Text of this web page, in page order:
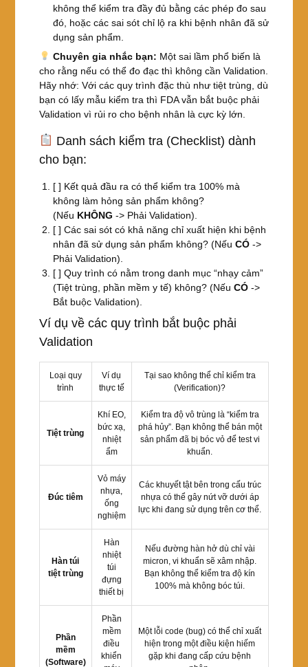
không thể kiểm tra đầy đủ bằng các phép đo sau
đó, hoặc các sai sót chỉ lộ ra khi bệnh nhân đã sử
dụng sản phẩm.
Chuyên gia nhắc bạn: Một sai lầm phổ biến là
cho rằng nếu có thể đo đạc thì không cần Validation.
Hãy nhớ: Với các quy trình đặc thù như tiệt trùng, dù
bạn có lấy mẫu kiểm tra thì FDA vẫn bắt buộc phải
Validation vì rủi ro cho bệnh nhân là cực kỳ lớn.
Danh sách kiểm tra (Checklist) dành
cho bạn:
[ ] Kết quả đầu ra có thể kiểm tra 100% mà
không làm hỏng sản phẩm không?
(Nếu KHÔNG -> Phải Validation).
[ ] Các sai sót có khả năng chỉ xuất hiện khi bệnh
nhân đã sử dụng sản phẩm không? (Nếu CÓ->
Phải Validation).
[ ] Quy trình có nằm trong danh mục “nhạy cảm”
(Tiệt trùng, phần mềm y tế) không? (Nếu CÓ->
Bắt buộc Validation).
Ví dụ về các quy trình bắt buộc phải
Validation
Loại quy
trình
Ví dụ
thực tế
Tại sao không thể chỉ kiểm tra
(Verification)?
Tiệt trùng
Khí EO,
bức xạ,
nhiệt
ẩm
Kiểm tra độ vô trùng là “kiểm tra
phá hủy”. Bạn không thể bán một
sản phẩm đã bị bóc vỏ để test vi
khuẩn.
Đúc tiêm
Vỏ máy
nhựa,
ống
nghiệm
Các khuyết tật bên trong cấu trúc
nhựa có thể gây nứt vỡ dưới áp
lực khi đang sử dụng trên cơ thể.
Hàn túi
tiệt trùng
Hàn
nhiệt
túi
đựng
thiết bị
Nếu đường hàn hở dù chỉ vài
micron, vi khuẩn sẽ xâm nhập.
Bạn không thể kiểm tra độ kín
100% mà không bóc túi.
Phần
mềm
(Software)
Phần
mềm
điều
khiển
Một lỗi code (bug) có thể chỉ xuất
hiện trong một điều kiện hiếm
gặp khi đang cấp cứu bệnh